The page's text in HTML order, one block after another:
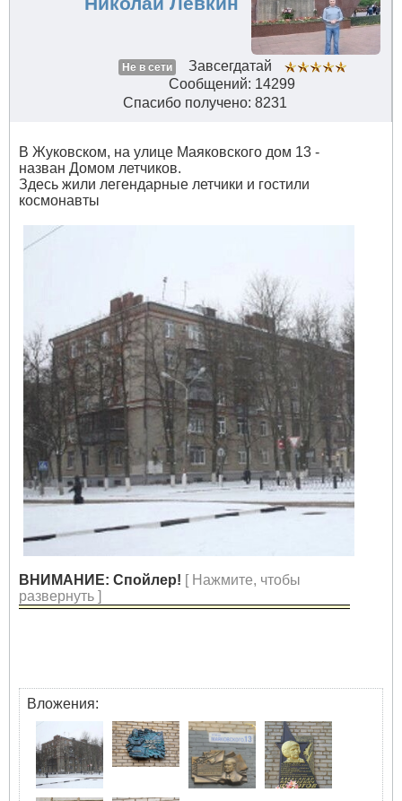
Не в сети
Завсегдатай
Сообщений: 14299
Спасибо получено: 8231
В Жуковском, на улице Маяковского дом 13 -
назван Домом летчиков.
Здесь жили легендарные летчики и гостили
космонавты
ВНИМАНИЕ: Спойлер! [ Нажмите, чтобы
развернуть ]
Вложения: